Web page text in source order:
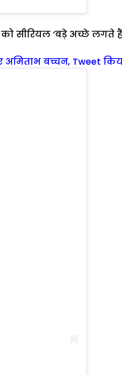
सीरियल ‘बड़े अच्छे लगते हैं
अमिताभ बच्चन, Tweet